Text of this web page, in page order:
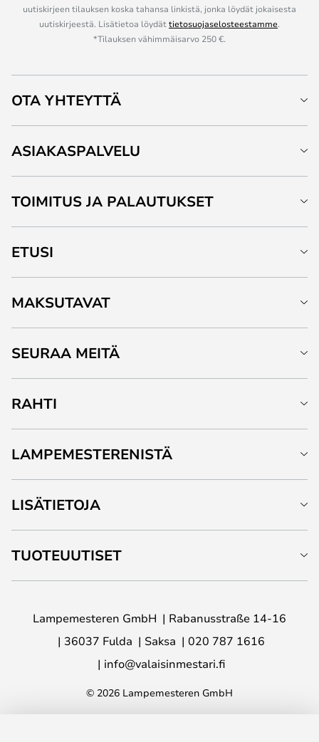
uutiskirjeen tilauksen koska tahansa linkistä, jonka löydät jokaisesta
uutiskirjeestä. Lisätietoa löydättietosuojaselosteestamme.
*Tilauksen vähimmäisarvo 250 €.
OTA YHTEYTTÄ
ASIAKASPALVELU
TOIMITUS JA PALAUTUKSET
ETUSI
MAKSUTAVAT
SEURAA MEITÄ
RAHTI
LAMPEMESTERENISTÄ
LISÄTIETOJA
TUOTEUUTISET
Lampemesteren GmbH
Rabanusstraße 14-16
36037 Fulda
Saksa
020 787 1616
info@valaisinmestari.fi
© 2026 Lampemesteren GmbH